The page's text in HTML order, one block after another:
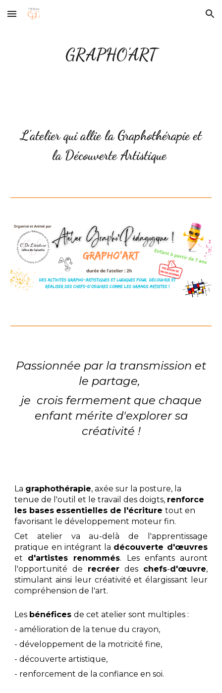
Skip to main content Skip to navigation
GRAPHO'ART
L'atelier qui allie la Graphothérapie et
la Découverte Artistique
Passionnée par la transmission et
le partage,
je crois fermement que chaque
enfant mérite d'explorer sa
créativité !
La graphothérapie, axée sur la posture, la
tenue de l'outil et le travail des doigts, renforce
les bases essentielles de l'écrituretout en
favorisant le développement moteur fin.
Cet atelier va au-delà de l'apprentissage
pratique en intégrant la découverte d'œuvres
et d'artistes renommés. Les enfants auront
l'opportunité de recréerdes chefs-d'œuvre,
stimulant ainsi leur créativité et élargissant leur
compréhension de l'art.
Les bénéficesde cet atelier sont multiples :
- amélioration de la tenue du crayon,
- développement de la motricité fine,
- découverte artistique,
- renforcement de la confiance en soi.